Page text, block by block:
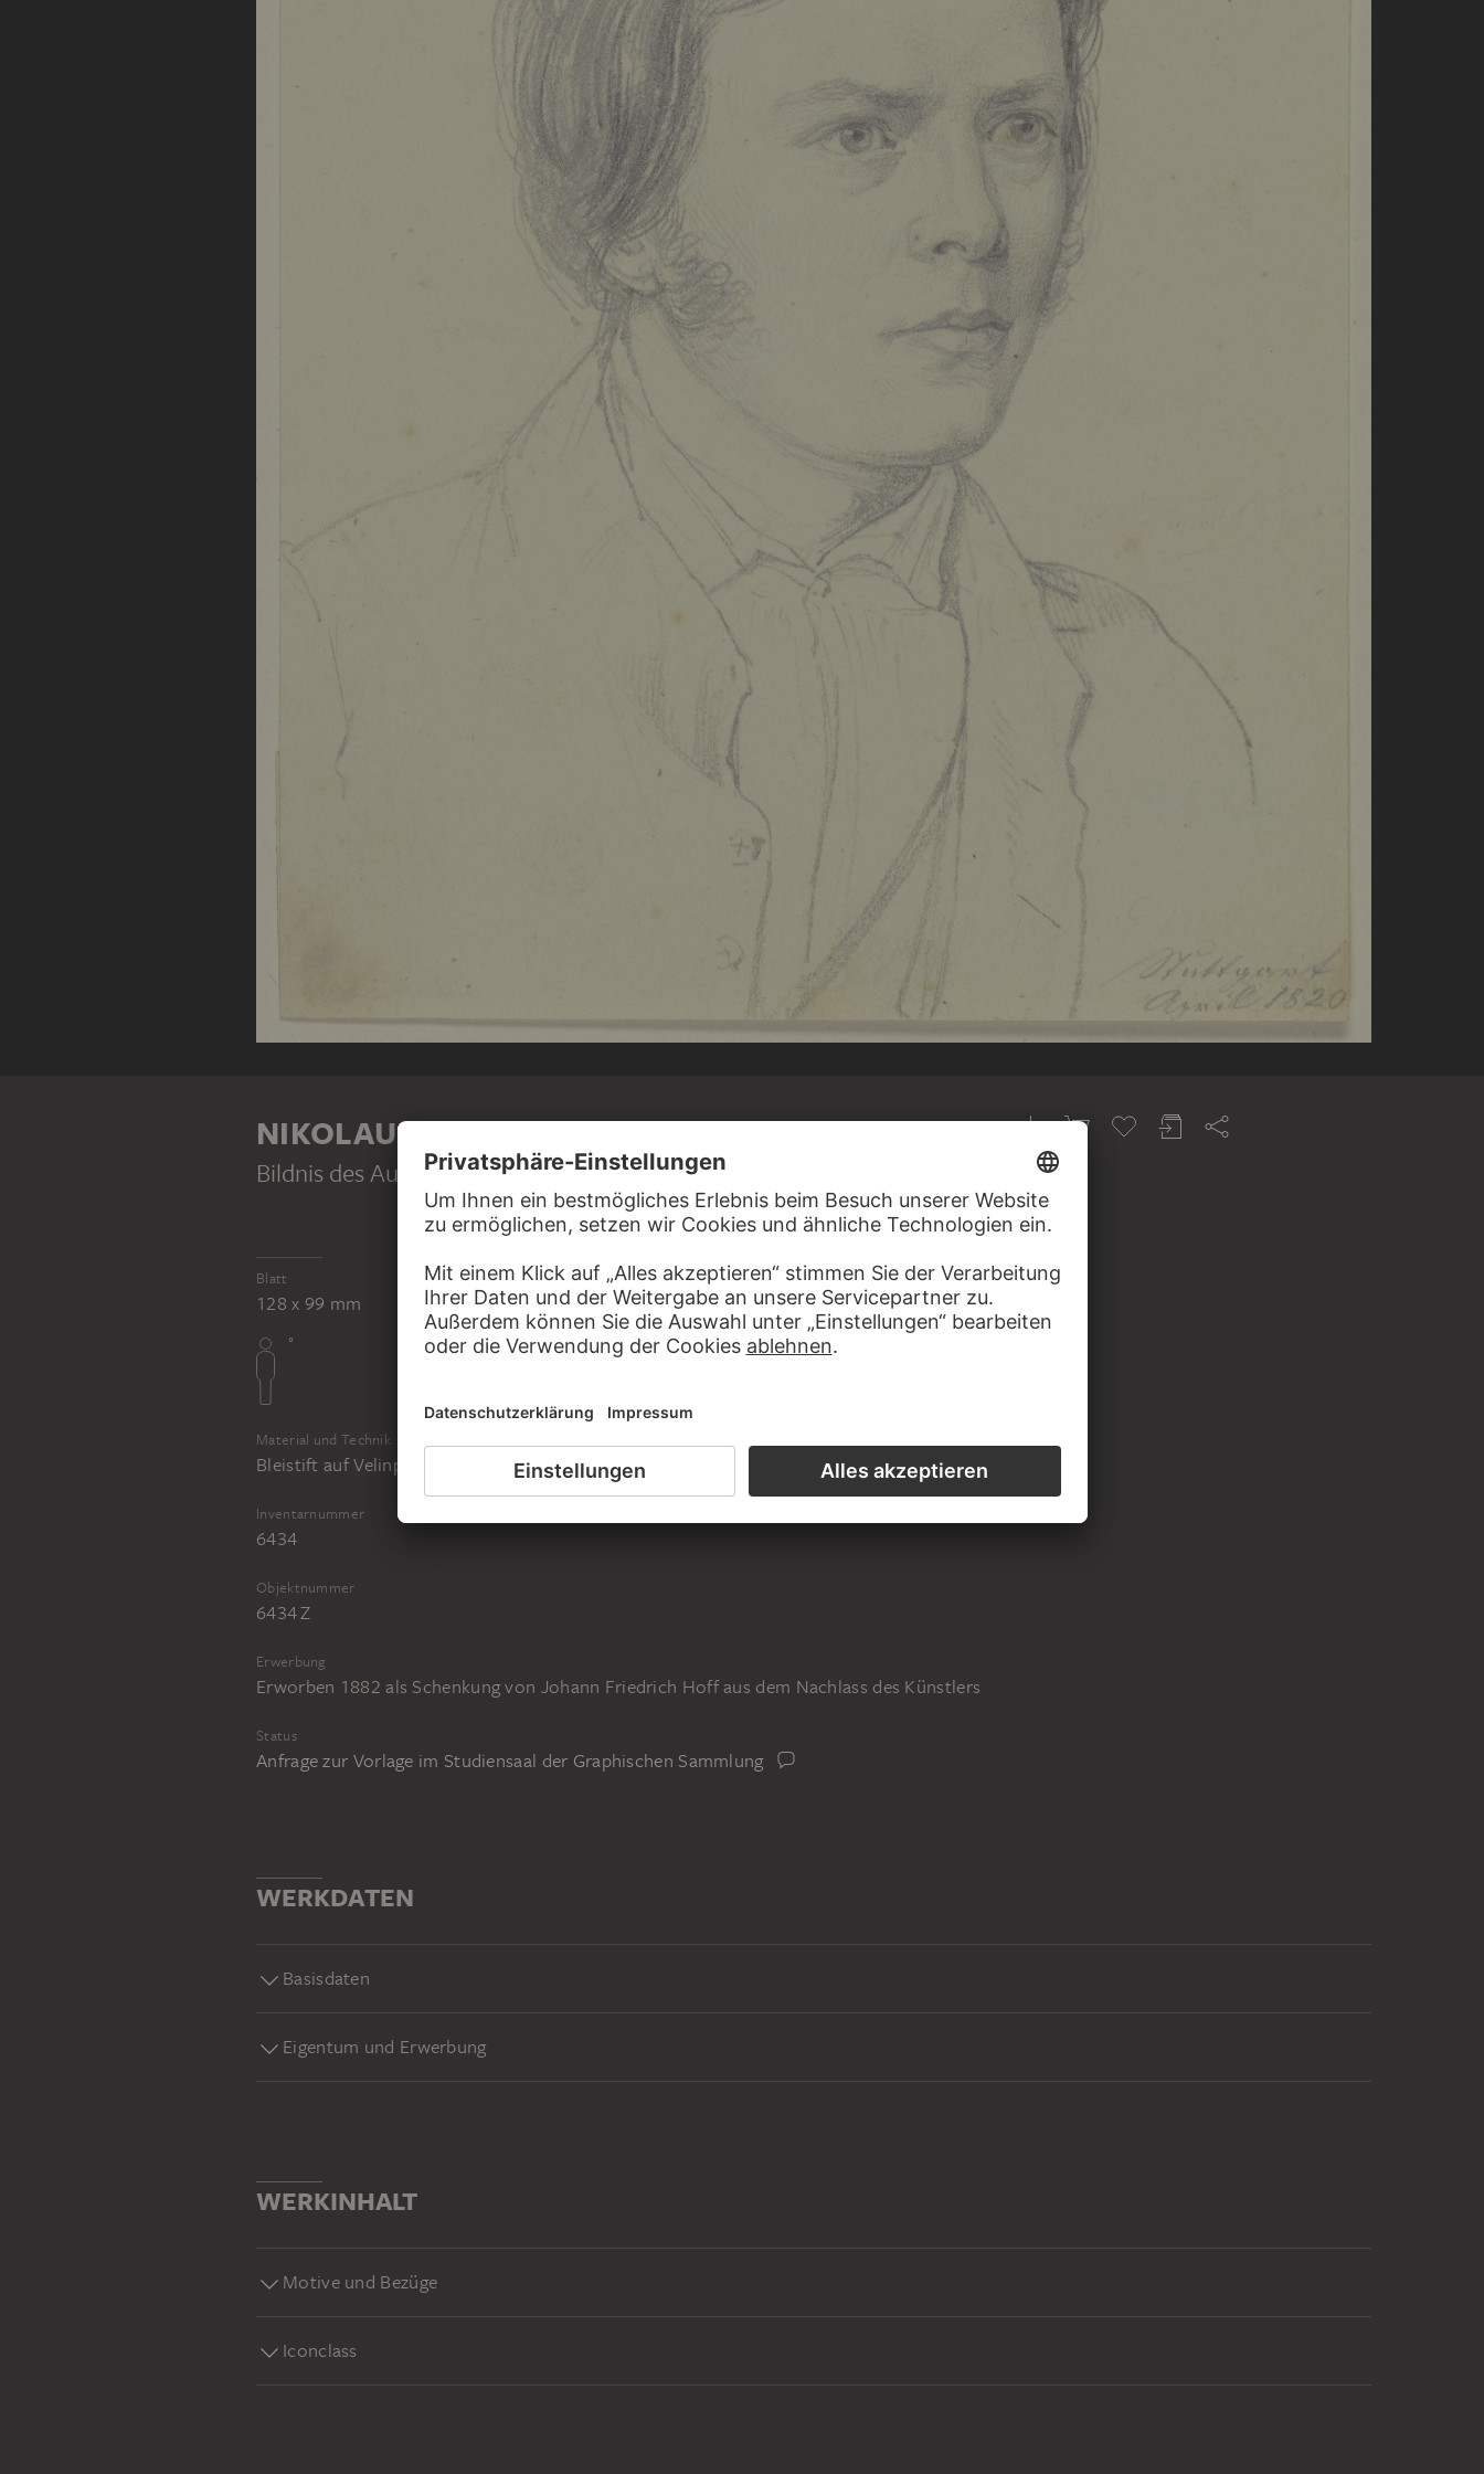
NIKOLAUS HOFF
Bildnis des Augsburger Landschaftsmalers Christoph Rist
Blatt
128 x 99 mm
Material und Technik
Bleistift auf Velinpapier
Inventarnummer
6434
Objektnummer
6434 Z
Erwerbung
Erworben 1882 als Schenkung von Johann Friedrich Hoff aus dem Nachlass des Künstlers
Status
Anfrage zur Vorlage im Studiensaal der Graphischen Sammlung
WERKDATEN
Basisdaten
Eigentum und Erwerbung
WERKINHALT
Motive und Bezüge
Iconclass